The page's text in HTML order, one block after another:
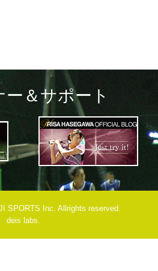
＆サポート
SPORTS Inc. Allrights reserved.
deis labs.